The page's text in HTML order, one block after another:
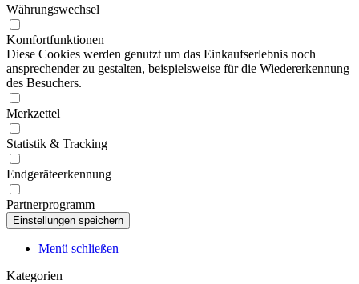
Währungswechsel
Komfortfunktionen
Diese Cookies werden genutzt um das Einkaufserlebnis noch
ansprechender zu gestalten, beispielsweise für die Wiedererkennung
des Besuchers.
Merkzettel
Statistik & Tracking
Endgeräteerkennung
Partnerprogramm
Menü schließen
Kategorien